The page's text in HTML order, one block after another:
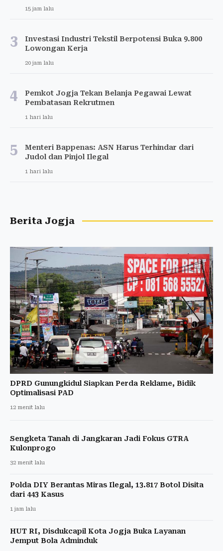
15 jam lalu
3
Investasi Industri Tekstil Berpotensi Buka 9.800
Lowongan Kerja
20 jam lalu
4
Pemkot Jogja Tekan Belanja Pegawai Lewat
Pembatasan Rekrutmen
1 hari lalu
5
Menteri Bappenas: ASN Harus Terhindar dari
Judol dan Pinjol Ilegal
1 hari lalu
Berita Jogja
DPRD Gunungkidul Siapkan Perda Reklame, Bidik
Optimalisasi PAD
12 menit lalu
Sengketa Tanah di Jangkaran Jadi Fokus GTRA
Kulonprogo
32 menit lalu
Polda DIY Berantas Miras Ilegal, 13.817 Botol Disita
dari 443 Kasus
1 jam lalu
HUT RI, Disdukcapil Kota Jogja Buka Layanan
Jemput Bola Adminduk